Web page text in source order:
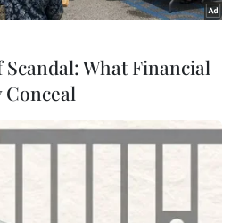
Hải, bán đảo Sơn Trà (Đà Nẵng),
What Financial